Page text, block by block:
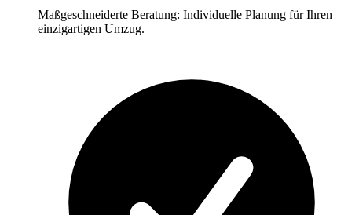
Maßgeschneiderte Beratung: Individuelle Planung für Ihren
einzigartigen Umzug.